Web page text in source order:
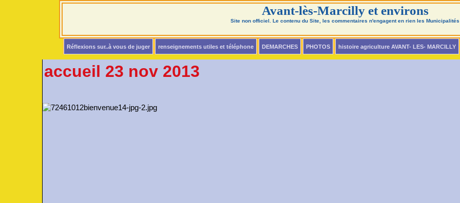
Avant-lès-Marcilly et environs
Site non officiel. Le contenu du Site, les commentaires n'engagent en rien les Municipalités
Réflexions sur..à vous de juger renseignements utiles et téléphone DEMARCHES PHOTOS histoire agriculture AVANT- LES- MARCILLY
accueil 23 nov 2013